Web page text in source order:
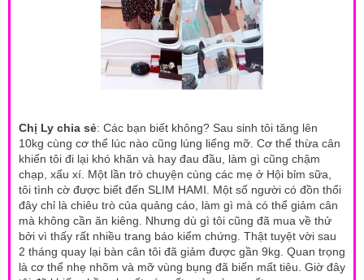
Chị Ly chia sẻ: Các bạn biết không? Sau sinh tôi tăng lên
10kg cùng cơ thể lúc nào cũng lúng liếng mỡ. Cơ thể thừa cân
khiến tôi đi lại khó khăn và hay đau đầu, làm gì cũng chậm
chạp, xấu xí. Một lần trò chuyện cùng các mẹ ở Hội bỉm sữa,
tôi tình cờ được biết đến SLIM HAMI. Một số người có đồn thổi
đây chỉ là chiêu trò của quảng cáo, làm gì mà có thể giảm cân
mà không cần ăn kiêng. Nhưng dù gì tôi cũng đã mua về thử
bởi vì thấy rất nhiều trang báo kiểm chứng. Thật tuyệt vời sau
2 tháng quay lại bàn cân tôi đã giảm được gần 9kg. Quan trọng
là cơ thể nhẹ nhõm và mỡ vùng bụng đã biến mất tiêu. Giờ đây